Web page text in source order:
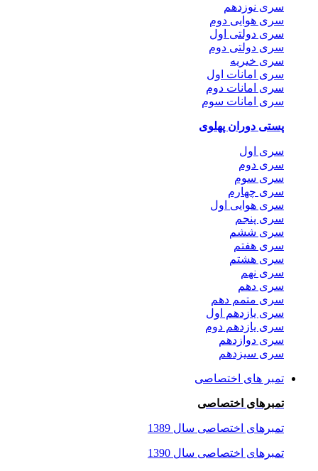
سری نوزدهم
سری هوایی دوم
سری دولتی اول
سری دولتی دوم
سری خیریه
سری امانات اول
سری امانات دوم
سری امانات سوم
پستی دوران پهلوی
سری اول
سری دوم
سری سوم
سری چهارم
سری هوایی اول
سری پنجم
سری ششم
سری هفتم
سری هشتم
سری نهم
سری دهم
سری متمم دهم
سری یازدهم اول
سری یازدهم دوم
سری دوازدهم
سری سیزدهم
تمبر های اختصاصی
تمبرهای اختصاصی
تمبرهای اختصاصی سال 1389
تمبرهای اختصاصی سال 1390